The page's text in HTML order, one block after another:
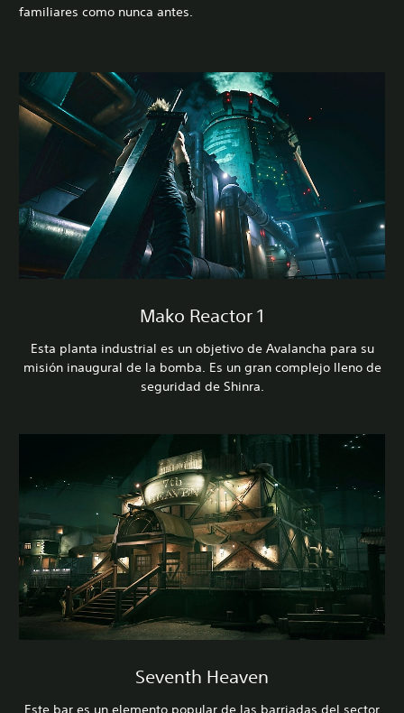
familiares como nunca antes.
Mako Reactor 1
Esta planta industrial es un objetivo de Avalancha para su
misión inaugural de la bomba. Es un gran complejo lleno de
seguridad de Shinra.
Seventh Heaven
Este bar es un elemento popular de las barriadas del sector